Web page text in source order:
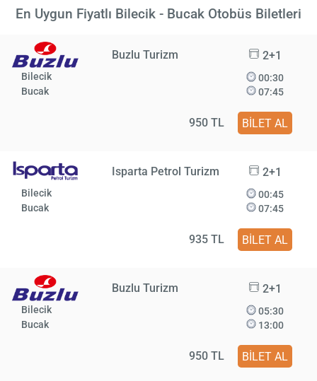
En Uygun Fiyatlı Bilecik - Bucak Otobüs Biletleri
Buzlu Turizm 2+1
Bilecik
Bucak
00:30
07:45
950 TL BİLET AL
Isparta Petrol Turizm 2+1
Bilecik
Bucak
00:45
07:45
935 TL BİLET AL
Buzlu Turizm 2+1
Bilecik
Bucak
05:30
13:00
950 TL BİLET AL